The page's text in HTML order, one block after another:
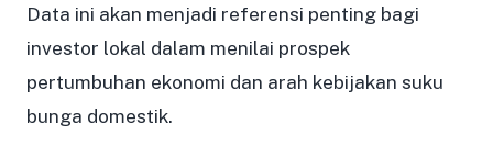
Data ini akan menjadi referensi penting bagi
investor lokal dalam menilai prospek
pertumbuhan ekonomi dan arah kebijakan suku
bunga domestik.